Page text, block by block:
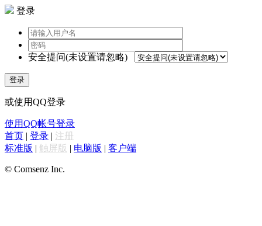
登录
安全提问(未设置请忽略)
登录
或使用QQ登录
使用QQ帐号登录
首页 | 登录 | 注册
标准版 | 触屏版 | 电脑版 | 客户端
© Comsenz Inc.